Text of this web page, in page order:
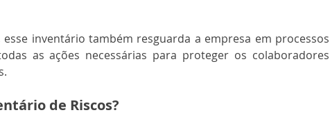
inventário também resguarda a empresa em processos
as ações necessárias para proteger os colaboradores
de Riscos?